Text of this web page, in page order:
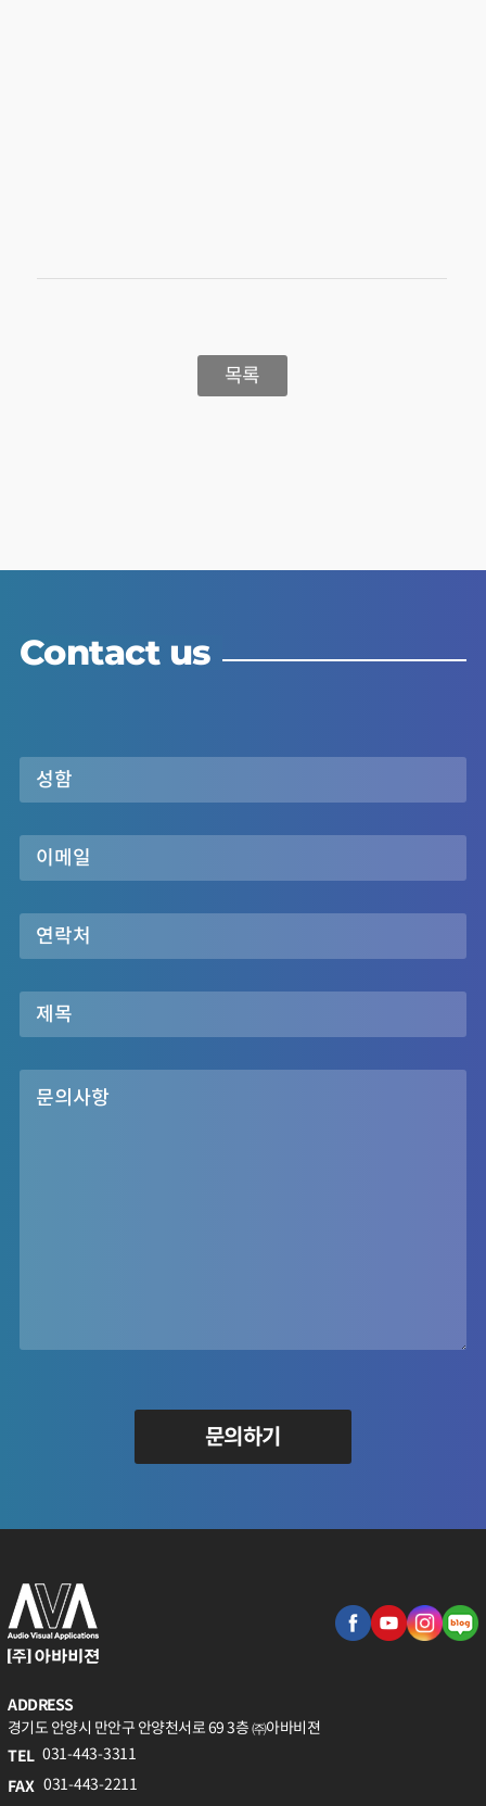
목록
Contact us
문의하기
ADDRESS
경기도 안양시 만안구 안양천서로 69 3층 ㈜아바비젼
TEL 031-443-3311
FAX 031-443-2211